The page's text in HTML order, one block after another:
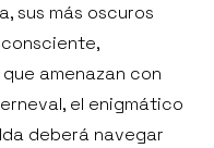
sus más oscuros
amenazan con
el enigmático
deberá navegar